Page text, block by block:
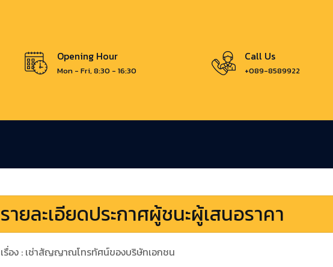
Opening Hour
Mon - Fri, 8:30 - 16:30
Call Us
+089-8589922
รายละเอียดประกาศผู้ชนะผู้เสนอราคา
เรื่อง : เช่าสัญญาณโทรทัศน์ของบริษัทเอกชน